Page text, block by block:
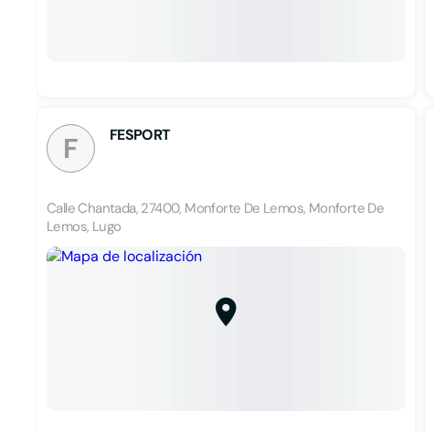
F FESPORT
Calle Chantada, 27400, Monforte De Lemos, Monforte De
Lemos, Lugo